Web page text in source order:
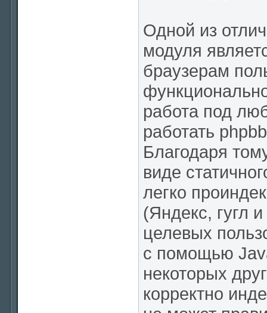
Одной из
модуля
браузерам
работа под
работать
Благодаря
виде
легко
(Яндекс, гугл
целевых
с помощью
некоторых
корректно